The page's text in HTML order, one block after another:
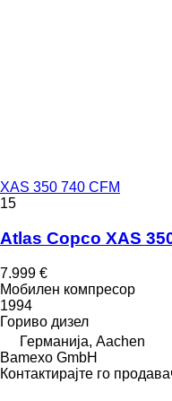
XAS 350 740 CFM
15
Atlas Copco XAS
7.999 €
Мобилен компресор
1994
Гориво дизел
Германија, Aachen
Bamexo GmbH
Контактирајте го